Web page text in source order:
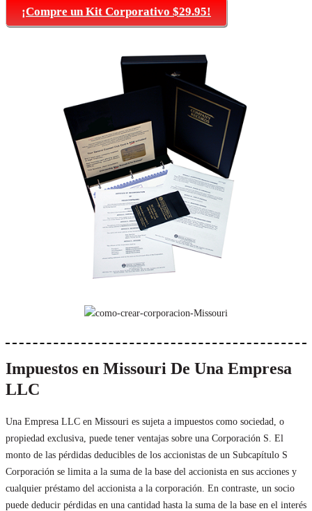
¡Compre un Kit Corporativo $29.95!
Impuestos en Missouri De Una Empresa
LLC
Una Empresa LLC en Missouri es sujeta a impuestos como sociedad, o
propiedad exclusiva, puede tener ventajas sobre una Corporación S. El
monto de las pérdidas deducibles de los accionistas de un Subcapítulo S
Corporación se limita a la suma de la base del accionista en sus acciones y
cualquier préstamo del accionista a la corporación. En contraste, un socio
puede deducir pérdidas en una cantidad hasta la suma de la base en el interés